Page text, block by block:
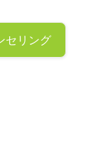
セリング